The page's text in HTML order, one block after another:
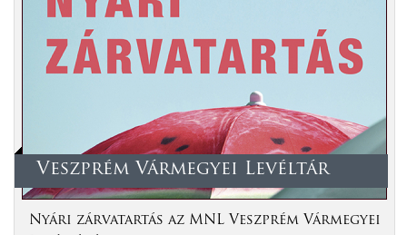
Veszprém Vármegyei Levéltár
Nyári zárvatartás az MNL Veszprém Vármegyei